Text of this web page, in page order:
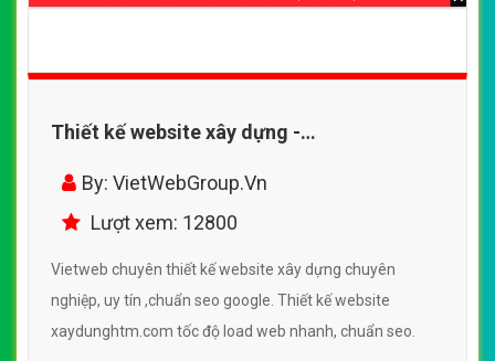
Thiết kế website xây dựng -
xaydunghtm.com đẹp, chuyên nghiệp
chuẩn SEO
By: VietWebGroup.Vn
Lượt xem: 12800
Vietweb chuyên thiết kế website xây dựng chuyên
nghiệp, uy tín ,chuẩn seo google. Thiết kế website
xaydunghtm.com tốc độ load web nhanh, chuẩn seo.